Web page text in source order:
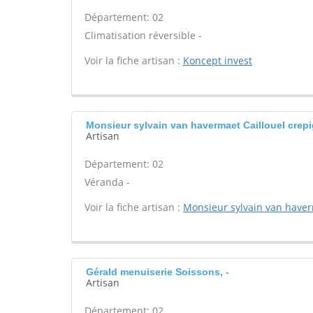
Département: 02
Climatisation réversible -
Voir la fiche artisan : Koncept invest
Monsieur sylvain van havermaet Caillouel
Artisan
Département: 02
Véranda -
Voir la fiche artisan : Monsieur sylvain van
Gérald menuiserie Soissons, -
Artisan